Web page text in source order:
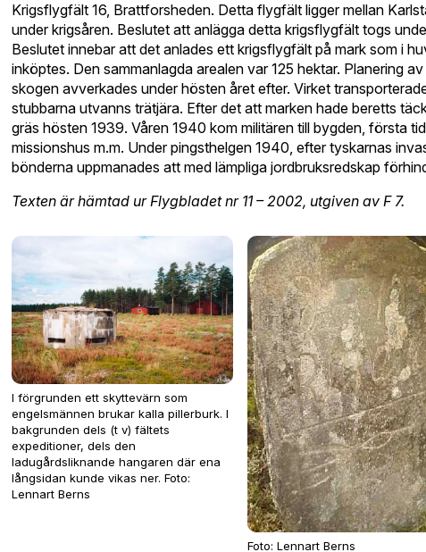
Krigsflygfält 16, Brattforsheden. Detta flygfält ligger mellan
under krigsåren. Beslutet att anlägga detta krigsflygfält togs
Beslutet innebar att det anlades ett krigsflygfält på mark som i
inköptes. Den sammanlagda arealen var 125 hektar. Planering
skogen avverkades under hösten året efter. Virket
stubbarna utvanns trätjära. Efter det att marken hade beretts
gräs hösten 1939. Våren 1940 kom militären till bygden, första
missionshus m.m. Under pingsthelgen 1940, efter tyskarnas
bönderna uppmanades att med lämpliga jordbruksredskap
Texten är hämtad ur Flygbladet nr 11 – 2002, utgiven av F 7.
I förgrunden ett skyttevärn som
engelsmännen brukar kalla pillerburk. I
bakgrunden dels (t v) fältets
expeditioner, dels den
ladugårdsliknande hangaren där ena
långsidan kunde vikas ner. Foto:
Lennart Berns
Foto: Lennart Berns